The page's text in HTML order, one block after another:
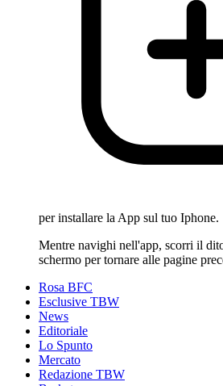
per installare la App sul tuo Iphone.
Mentre navighi nell'app, scorri il
schermo per tornare alle pagine
Rosa BFC
Esclusive TBW
News
Editoriale
Lo Spunto
Mercato
Redazione TBW